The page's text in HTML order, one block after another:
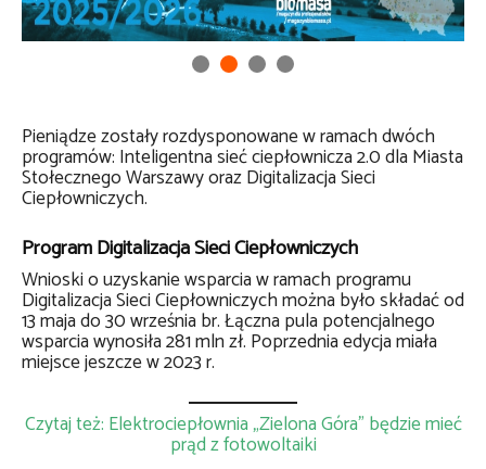
Pieniądze zostały rozdysponowane w ramach dwóch
programów: Inteligentna sieć ciepłownicza 2.0 dla Miasta
Stołecznego Warszawy oraz Digitalizacja Sieci
Ciepłowniczych.
Program Digitalizacja Sieci Ciepłowniczych
Wnioski o uzyskanie wsparcia w ramach programu
Digitalizacja Sieci Ciepłowniczych można było składać od
13 maja do 30 września br. Łączna pula potencjalnego
wsparcia wynosiła 281 mln zł. Poprzednia edycja miała
miejsce jeszcze w 2023 r.
Czytaj też: Elektrociepłownia „Zielona Góra” będzie mieć
prąd z fotowoltaiki